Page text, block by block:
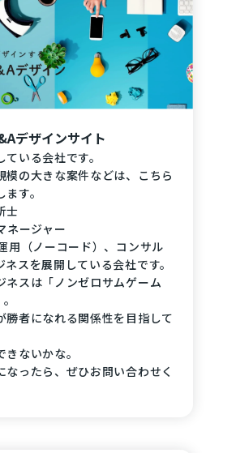
デザインサイト
いる会社です。
模の大きな案件などは、こちら
す。
士
ネージャー
用（ノーコード）、コンサル
ネスを展開している会社です。
ネスは「ノンゼロサムゲーム
勝者になれる関係性を目指して
ないかな。
なったら、ぜひお問い合わせく